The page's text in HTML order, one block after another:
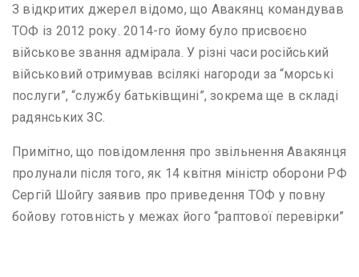
З відкритих джерел відомо, що Авакянц командував
ТОФ із 2012 року. 2014-го йому було присвоєно
військове звання адмірала. У різні часи російський
військовий отримував всілякі нагороди за “морські
послуги”, “службу батьківщині”, зокрема ще в складі
радянських ЗС.
Примітно, що повідомлення про звільнення Авакянця
пролунали після того, як 14 квітня міністр оборони РФ
Сергій Шойгу заявив про приведення ТОФ у повну
бойову готовність у межах його “раптової перевірки”